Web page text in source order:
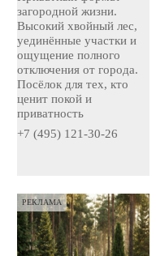
загородной жизни.
Высокий хвойный лес,
уединённые участки и
ощущение полного
отключения от города.
Посёлок для тех, кто
ценит покой и
приватность
+7 (495) 121-30-26
РЕКЛАМА